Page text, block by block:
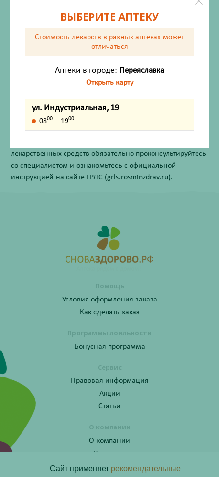
Состав
Описание
Срок годности
Внешний вид товара, упаковки, может отличаться от
изображения на фотографии.
лекарственных средств обязательно проконсультируйтесь
со специалистом и ознакомьтесь с официальной
инструкцией на сайте ГРЛС (grls.rosminzdrav.ru).
Помощь
Условия оформления заказа
Как сделать заказ
Программы лояльности
Бонусная программа
Сервис
Правовая информация
Акции
Статьи
О компании
О компании
Контакты
Сайт применяет рекомендательные
ВЫБЕРИТЕ АПТЕКУ
Стоимость лекарств в разных аптеках может
отличаться
Аптеки в городе: Переяславка
Открыть карту
ул. Индустриальная, 19
0800 – 1900